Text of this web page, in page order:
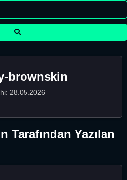
brownskin
28.05.2026
Tarafından Yazılan